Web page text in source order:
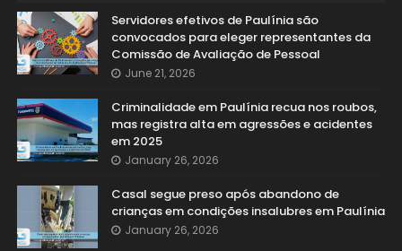
Servidores efetivos de Paulínia são
convocados para eleger representantes da
Comissão de Avaliação de Pessoal
June 21, 2026
Criminalidade em Paulínia recua nos roubos,
mas registra alta em agressões e acidentes
em 2025
January 26, 2026
Casal segue preso após abandono de
crianças em condições insalubres em Paulínia
January 26, 2026